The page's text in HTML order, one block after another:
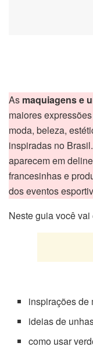
As maquiagens e
maiores
moda, beleza,
inspiradas no
aparecem em
francesinhas e
dos eventos
Neste guia você vai
inspirações de
ideias de
como usar